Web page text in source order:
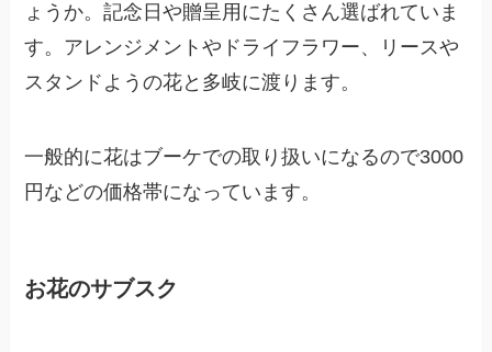
ょうか。記念日や贈呈用にたくさん選ばれていま
す。アレンジメントやドライフラワー、リースや
スタンドようの花と多岐に渡ります。
一般的に花はブーケでの取り扱いになるので3000
円などの価格帯になっています。
お花のサブスク